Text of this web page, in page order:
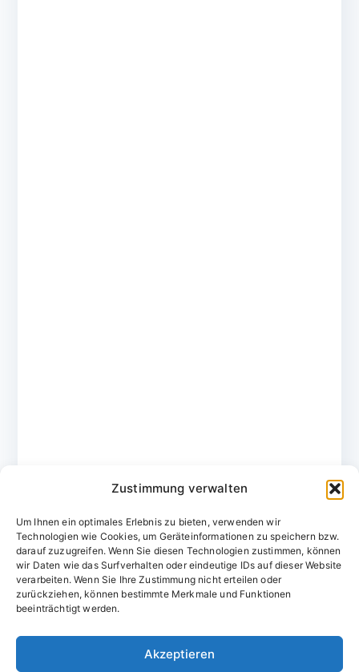
Zustimmung verwalten
Um Ihnen ein optimales Erlebnis zu bieten, verwenden wir
Technologien wie Cookies, um Geräteinformationen zu speichern bzw.
darauf zuzugreifen. Wenn Sie diesen Technologien zustimmen, können
wir Daten wie das Surfverhalten oder eindeutige IDs auf dieser Website
verarbeiten. Wenn Sie Ihre Zustimmung nicht erteilen oder
zurückziehen, können bestimmte Merkmale und Funktionen
beeinträchtigt werden.
Akzeptieren
Domainvergabestelle.de